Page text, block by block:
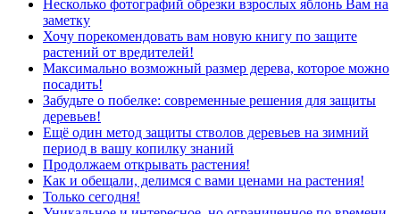
Несколько фотографий обрезки взрослых яблонь Вам на
заметку
Хочу порекомендовать вам новую книгу по защите
растений от вредителей!
Максимально возможный размер дерева, которое можно
посадить!
Забудьте о побелке: современные решения для защиты
деревьев!
Ещё один метод защиты стволов деревьев на зимний
период в вашу копилку знаний
Продолжаем открывать растения!
Как и обещали, делимся с вами ценами на растения!
Только сегодня!